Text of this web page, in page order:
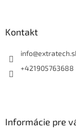
Kontakt
info@
+421905763688
Informácie pre